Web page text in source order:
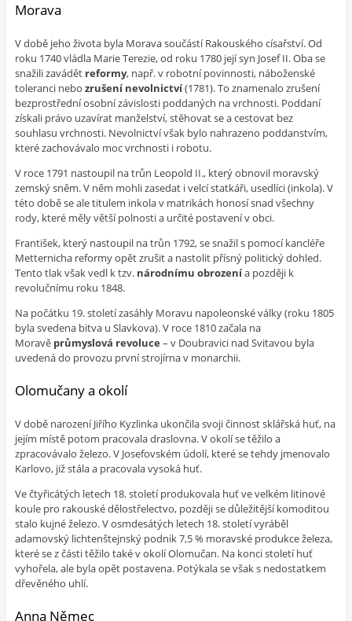
Morava
V době jeho života byla Morava součástí Rakouského císařství. Od
roku 1740 vládla Marie Terezie, od roku 1780 její syn Josef II. Oba se
snažili zavádět reformy, např. v robotní povinnosti, náboženské
toleranci nebo zrušení nevolnictví(1781). To znamenalo zrušení
bezprostřední osobní závislosti poddaných na vrchnosti. Poddaní
získali právo uzavírat manželství, stěhovat se a cestovat bez
souhlasu vrchnosti. Nevolnictví však bylo nahrazeno poddanstvím,
které zachovávalo moc vrchnosti i robotu.
V roce 1791 nastoupil na trůn Leopold II., který obnovil moravský
zemský sněm. V něm mohli zasedat i velcí statkáři, usedlíci (inkola). V
této době se ale titulem inkola v matrikách honosí snad všechny
rody, které měly větší polnosti a určité postavení v obci.
František, který nastoupil na trůn 1792, se snažil s pomocí kancléře
Metternicha reformy opět zrušit a nastolit přísný politický dohled.
Tento tlak však vedl k tzv. národnímu obrozenía později k
revolučnímu roku 1848.
Na počátku 19. století zasáhly Moravu napoleonské války (roku 1805
byla svedena bitva u Slavkova). V roce 1810 začala na
Moravě průmyslová revoluce – v Doubravici nad Svitavou byla
uvedená do provozu první strojírna v monarchii.
Olomučany a okolí
V době narození Jiřího Kyzlinka ukončila svoji činnost sklářská huť, na
jejím místě potom pracovala draslovna. V okolí se těžilo a
zpracovávalo železo. V Josefovském údolí, které se tehdy jmenovalo
Karlovo, již stála a pracovala vysoká huť.
Ve čtyřicátých letech 18. století produkovala huť ve velkém litinové
koule pro rakouské dělostřelectvo, později se důležitější komoditou
stalo kujné železo. V osmdesátých letech 18. století vyráběl
adamovský lichtenštejnský podnik 7,5 % moravské produkce železa,
které se z části těžilo také v okolí Olomučan. Na konci století huť
vyhořela, ale byla opět postavena. Potýkala se však s nedostatkem
dřevěného uhlí.
Anna Němec